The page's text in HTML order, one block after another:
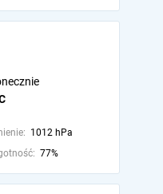
1012 hPa
77%